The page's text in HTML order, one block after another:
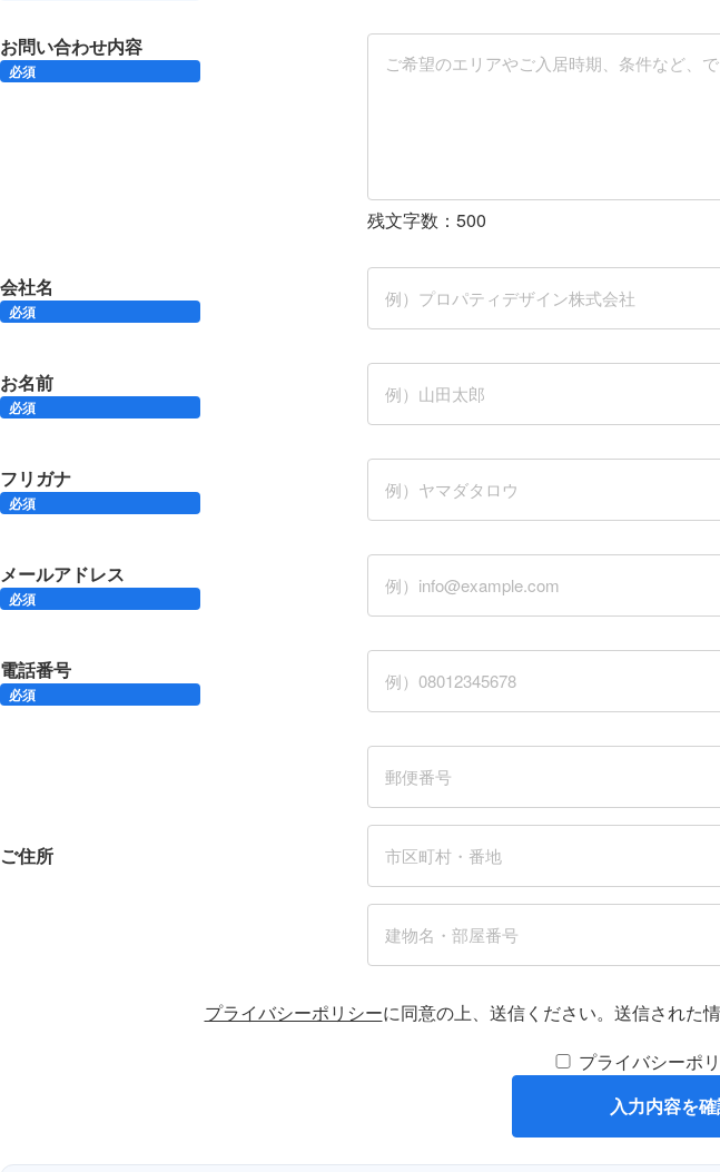
お問い合わせ内容
必須
残文字数： 500
会社名
必須
お名前
必須
フリガナ
必須
メールアドレス
必須
電話番号
必須
ご住所
プライバシーポリシーに同意の上、送信ください。送信された
プライバシーポ